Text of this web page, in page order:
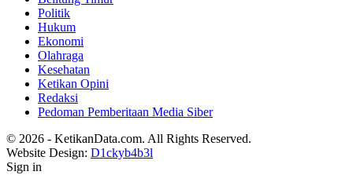
Politik
Hukum
Ekonomi
Olahraga
Kesehatan
Ketikan Opini
Redaksi
Pedoman Pemberitaan Media Siber
© 2026 - KetikanData.com. All Rights Reserved.
Website Design: D1ckyb4b3l
Sign in